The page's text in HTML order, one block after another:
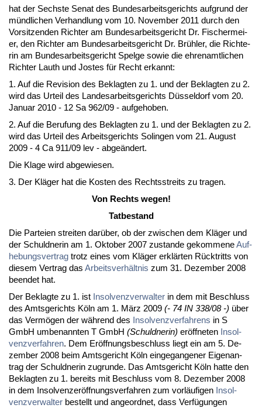
hat der Sechs­te Se­nat des Bun­des­ar­beits­ge­richts auf­grund der
münd­li­chen Ver­hand­lung vom 10. No­vem­ber 2011 durch den
Vor­sit­zen­den Rich­ter am Bun­des­ar­beits­ge­richt Dr. Fi­scher­mei­
er, den Rich­ter am Bun­des­ar­beits­ge­richt Dr. Brühler, die Rich­te­
rin am Bun­des­ar­beits­ge­richt Spel­ge so­wie die eh­ren­amt­li­chen
Rich­ter Lauth und Jos­tes für Recht er­kannt:
1. Auf die Re­vi­si­on des Be­klag­ten zu 1. und der Be­klag­ten zu 2.
wird das Ur­teil des Lan­des­ar­beits­ge­richts Düssel­dorf vom 20.
Ja­nu­ar 2010 - 12 Sa 962/09 - auf­ge­ho­ben.
2. Auf die Be­ru­fung des Be­klag­ten zu 1. und der Be­klag­ten zu 2.
wird das Ur­teil des Ar­beits­ge­richts So­lin­gen vom 21. Au­gust
2009 - 4 Ca 911/09 lev - ab­geändert.
Die Kla­ge wird ab­ge­wie­sen.
3. Der Kläger hat die Kos­ten des Rechts­streits zu tra­gen.
Von Rechts we­gen!
Tat­be­stand
Die Par­tei­en strei­ten darüber, ob der zwi­schen dem Kläger und
der Schuld­ne­rin am 1. Ok­to­ber 2007 zu­stan­de ge­kom­me­neAuf­
he­bungs­ver­trag trotz ei­nes vom Kläger erklärten Rück­tritts von
die­sem Ver­trag das Ar­beits­verhält­nis zum 31. De­zem­ber 2008
be­en­det hat.
Der Be­klag­te zu 1. ist In­sol­venz­ver­wal­ter in dem mit Be­schluss
des Amts­ge­richts Köln am 1. März 2009 (- 74 IN 338/08 -) über
das Vermögen der während des In­sol­venz­ver­fah­rens in S
GmbH um­be­nann­ten T GmbH (Schuld­ne­rin) eröff­ne­ten In­sol­
venz­ver­fah­ren. Dem Eröff­nungs­be­schluss liegt ein am 5. De­
zem­ber 2008 beim Amts­ge­richt Köln ein­ge­gan­ge­ner Ei­gen­an­
trag der Schuld­ne­rin zu­grun­de. Das Amts­ge­richt Köln hat­te den
Be­klag­ten zu 1. be­reits mit Be­schluss vom 8. De­zem­ber 2008
in dem In­sol­ven­zeröff­nungs­ver­fah­ren zum vorläufi­gen In­sol­
venz­ver­wal­ter be­stellt und an­ge­ord­net, dass Verfügun­gen